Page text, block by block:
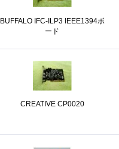
BUFFALO IFC-ILP3 IEEE1394ボ
ード
CREATIVE CP0020